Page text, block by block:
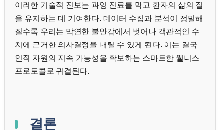
이러한 기술적 진보는 과잉 진료를 막고 환자의 삶의 질
을 유지하는 데 기여한다. 데이터 수집과 분석이 정밀해
질수록 우리는 막연한 불안감에서 벗어나 객관적인 수
치에 근거한 의사결정을 내릴 수 있게 된다. 이는 결국
인적 자원의 지속 가능성을 확보하는 스마트한 웰니스
프로토콜로 귀결된다.
결론